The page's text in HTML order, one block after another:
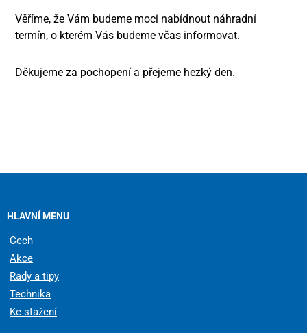
Věříme, že Vám budeme moci nabídnout náhradní
termín, o kterém Vás budeme včas informovat.
Děkujeme za pochopení a přejeme hezký den.
HLAVNÍ MENU
Cech
Akce
Rady a tipy
Technika
Ke stažení